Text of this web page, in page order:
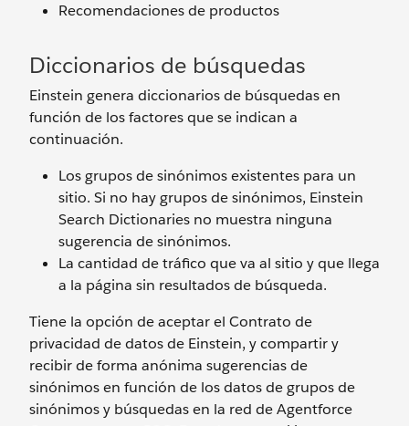
Recomendaciones de productos
Diccionarios de búsquedas
Einstein genera diccionarios de búsquedas en
función de los factores que se indican a
continuación.
Los grupos de sinónimos existentes para un
sitio. Si no hay grupos de sinónimos, Einstein
Search Dictionaries no muestra ninguna
sugerencia de sinónimos.
La cantidad de tráfico que va al sitio y que llega
a la página sin resultados de búsqueda.
Tiene la opción de aceptar el Contrato de
privacidad de datos de Einstein, y compartir y
recibir de forma anónima sugerencias de
sinónimos en función de los datos de grupos de
sinónimos y búsquedas en la red de Agentforce